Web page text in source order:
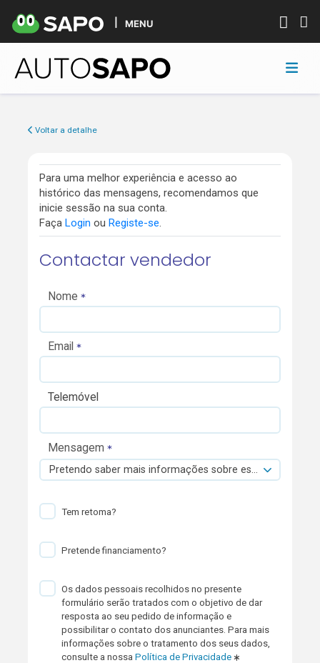
MENU
Voltar a detalhe
Para uma melhor experiência e acesso ao
histórico das mensagens, recomendamos que
inicie sessão na sua conta.
Faça Login ou Registe-se.
Contactar vendedor
Nome
Email
Telemóvel
Mensagem
Pretendo saber mais informações sobre esta viatura.
Tem retoma?
Pretende financiamento?
Os dados pessoais recolhidos no presente
formulário serão tratados com o objetivo de dar
resposta ao seu pedido de informação e
possibilitar o contato dos anunciantes. Para mais
informações sobre o tratamento dos seus dados,
consulte a nossaPolítica de Privacidade